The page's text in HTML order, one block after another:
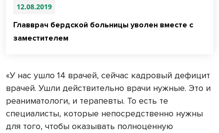
12.08.2019
Главврач бердской больницы уволен вместе с
заместителем
«У нас ушло 14 врачей, сейчас кадровый дефицит
врачей. Ушли действительно врачи нужные. Это и
реаниматологи, и терапевты. То есть те
специалисты, которые непосредственно нужны
для того, чтобы оказывать полноценную